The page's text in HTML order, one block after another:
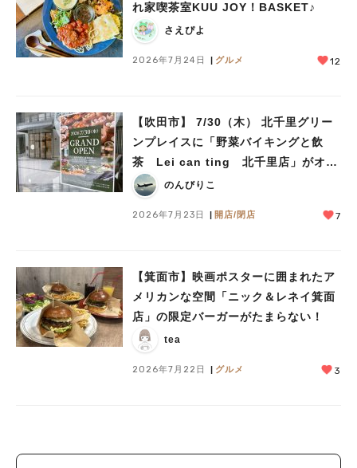
れ家喫茶室KUU JOY！BASKET♪
さえぴよ
2026年7月24日 グルメ 12
【吹田市】 7/30（木） 北千里グリー
ンプレイスに「野菜バイキングと飲
茶 Lei can ting 北千里店」がオー
プン予定！
のんびりこ
2026年7月23日 開店/閉店 7
【箕面市】映画ポスターに囲まれたア
メリカンな空間「ニック＆レネイ箕面
店」の限定バーガーがたまらない！
tea
2026年7月22日 グルメ 3